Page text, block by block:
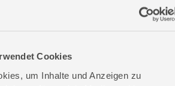
Cookies
um Inhalte und Anzeigen zu
0,39 kg